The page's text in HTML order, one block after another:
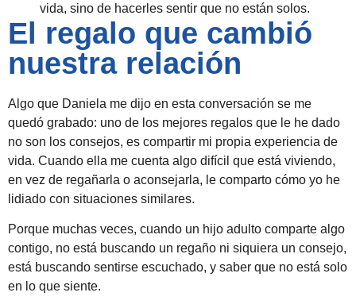
vida, sino de hacerles sentir que no están solos.
El regalo que cambió
nuestra relación
Algo que Daniela me dijo en esta conversación se me
quedó grabado: uno de los mejores regalos que le he dado
no son los consejos, es compartir mi propia experiencia de
vida. Cuando ella me cuenta algo difícil que está viviendo,
en vez de regañarla o aconsejarla, le comparto cómo yo he
lidiado con situaciones similares.
Porque muchas veces, cuando un hijo adulto comparte algo
contigo, no está buscando un regaño ni siquiera un consejo,
está buscando sentirse escuchado, y saber que no está solo
en lo que siente.